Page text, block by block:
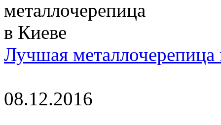
Лучшая металлочерепица
08.12.2016